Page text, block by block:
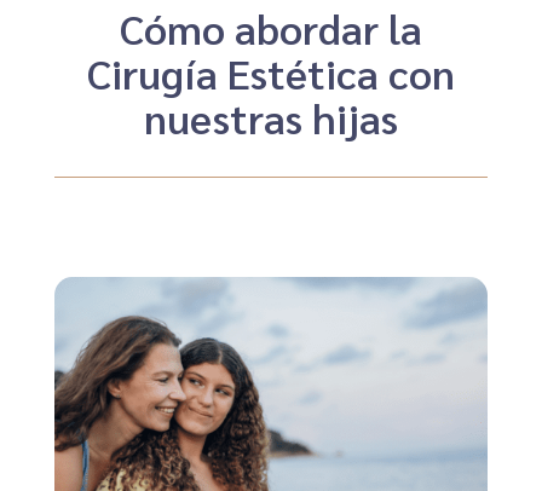
Cómo abordar la
Cirugía Estética con
nuestras hijas